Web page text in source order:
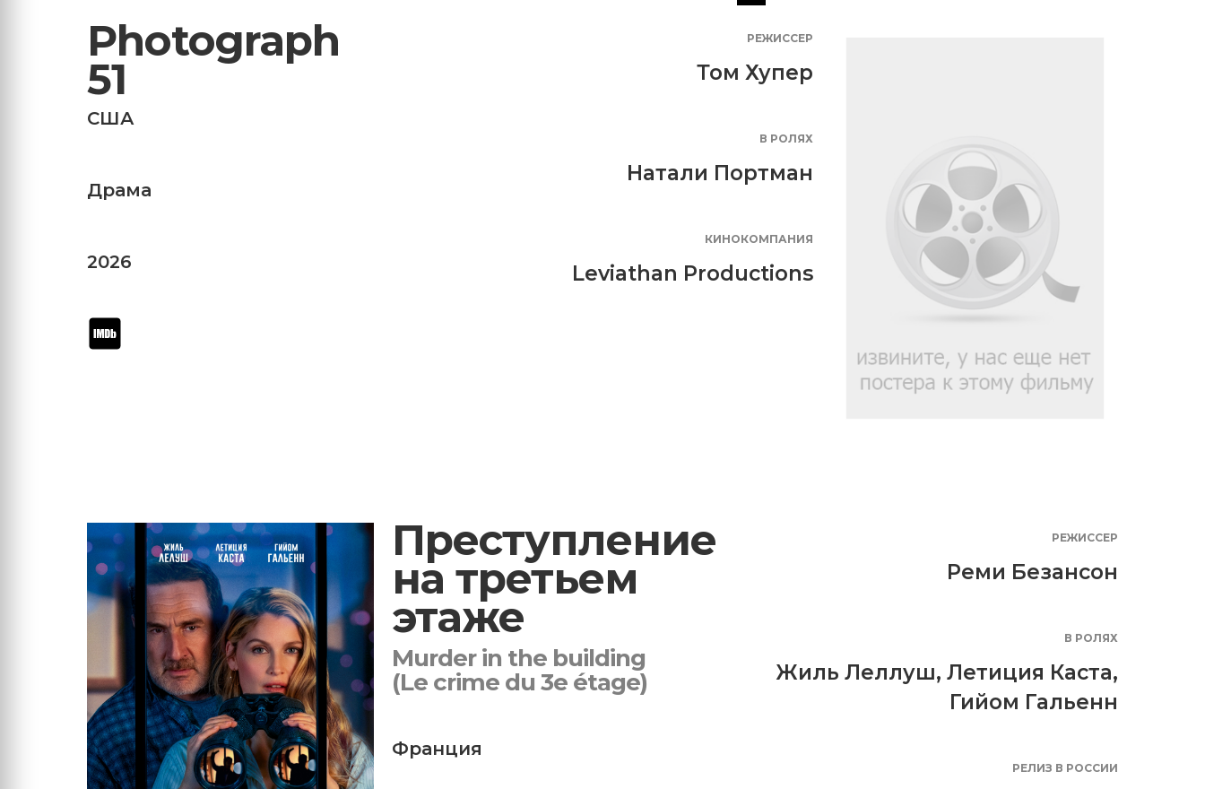
Photograph
51
США
Драма
2026
РЕЖИССЕР
Том Хупер
В РОЛЯХ
Натали Портман
КИНОКОМПАНИЯ
Leviathan Productions
Преступление
на третьем
этаже
Murder in the building
(Le crime du 3e étage)
Франция
РЕЖИССЕР
Реми Безансон
В РОЛЯХ
Жиль Леллуш, Летиция Каста,
Гийом Гальенн
РЕЛИЗ В РОССИИ